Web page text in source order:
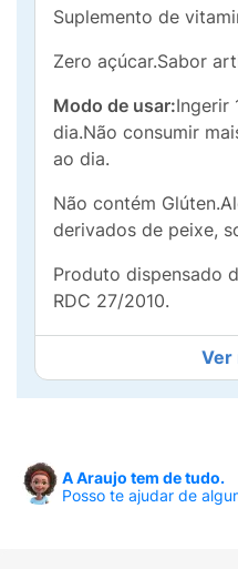
Suplemento de
Zero açúcar.Sabor
Modo de usar:Ingerir
dia.Não consumir
ao dia.
Não contém
derivados de peixe,
Produto dispensado
RDC 27/2010.
Ver
A Araujo tem de tudo.
Posso te ajudar de